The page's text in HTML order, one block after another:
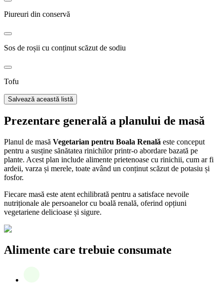
Piureuri din conservă
Sos de roșii cu conținut scăzut de sodiu
Tofu
Salvează această listă
Prezentare generală a planului de masă
Planul de masă Vegetarian pentru Boala Renală este conceput
pentru a susține sănătatea rinichilor printr-o abordare bazată pe
plante. Acest plan include alimente prietenoase cu rinichii, cum ar fi
ardeii, varza și merele, toate având un conținut scăzut de potasiu și
fosfor.
Fiecare masă este atent echilibrată pentru a satisface nevoile
nutriționale ale persoanelor cu boală renală, oferind opțiuni
vegetariene delicioase și sigure.
Alimente care trebuie consumate